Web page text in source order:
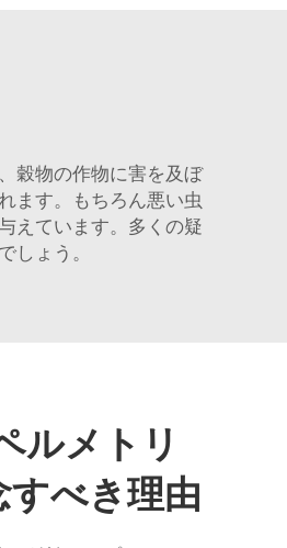
穀物の作物に害を及ぼ
ます。もちろん悪い虫
えています。多くの疑
しょう。
ルメトリ
べき理由